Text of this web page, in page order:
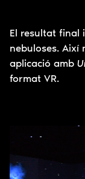
El resultat final
nebuloses. Així
aplicació amb
format VR.
de
vídeo